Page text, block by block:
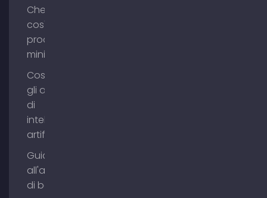
Che
cos'è il
process
mining?
Cosa sono
gli agenti
di
intelligenza
artificiale?
Guida
all'acquisto
di backlink